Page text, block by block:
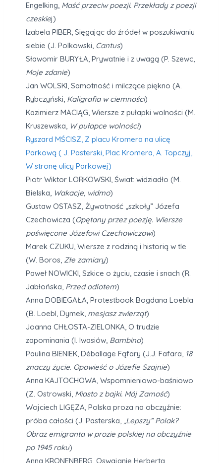
Engelking, Maść przeciw poezji. Przekłady z poezji
czeskiej)
Izabela PIBER, Sięgając do źródeł w poszukiwaniu
siebie (J. Polkowski, Cantus)
Sławomir BURYŁA, Prywatnie i z uwagą (P. Szewc,
Moje zdanie)
Jan WOLSKI, Samotność i milczące piękno (A.
Rybczyński, Kaligrafia w ciemności)
Kazimierz MACIĄG, Wiersze z pułapki wolności (M.
Kruszewska, W pułapce wolności)
Ryszard MŚCISZ, Z placu Kromera na ulicę
Parkową ( J. Pasterski, Plac Kromera, A. Topczyj,
W stronę ulicy Parkowej)
Piotr Wiktor LORKOWSKI, Świat: widziadło (M.
Bielska, Wakacje, widmo)
Gustaw OSTASZ, Żywotność „szkoły” Józefa
Czechowicza (Opętany przez poezję. Wiersze
poświęcone Józefowi Czechowiczowi)
Marek CZUKU, Wiersze z rodziną i historią w tle
(W. Boros, Złe zamiary)
Paweł NOWICKI, Szkice o życiu, czasie i snach (R.
Jabłońska, Przed odlotem)
Anna DOBIEGAŁA, Protestbook Bogdana Loebla
(B. Loebl, Dymek, mesjasz zwierząt)
Joanna CHŁOSTA-ZIELONKA, O trudzie
zapominania (I. Iwasiów, Bambino)
Paulina BIENIEK, Déballage Fąfary (J.J. Fafara, 18
znaczy życie. Opowieść o Józefie Szajnie)
Anna KAJTOCHOWA, Wspomnieniowo-baśniowo
(Z. Ostrowski, Miasto z bajki. Mój Zamość)
Wojciech LIGĘZA, Polska proza na obczyźnie:
próba całości (J. Pasterska, „Lepszy” Polak?
Obraz emigranta w prozie polskiej na obczyźnie
po 1945 roku)
Anna KRONENBERG, Oswajanie Herberta